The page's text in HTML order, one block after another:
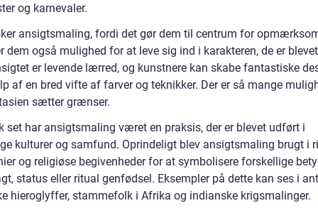
og karnevaler.
ansigtsmaling, fordi det gør dem til centrum for
dem også mulighed for at leve sig ind i karakteren, de er
er levende lærred, og kunstnere kan skabe fantastiske
af en bred vifte af farver og teknikker. Der er så mange
sætter grænser.
set har ansigtsmaling været en praksis, der er blevet udført i
kulturer og samfund. Oprindeligt blev ansigtsmaling brugt i
og religiøse begivenheder for at symbolisere forskellige
status eller ritual genfødsel. Eksempler på dette kan ses i
hieroglyffer, stammefolk i Afrika og indianske krigsmalinger.